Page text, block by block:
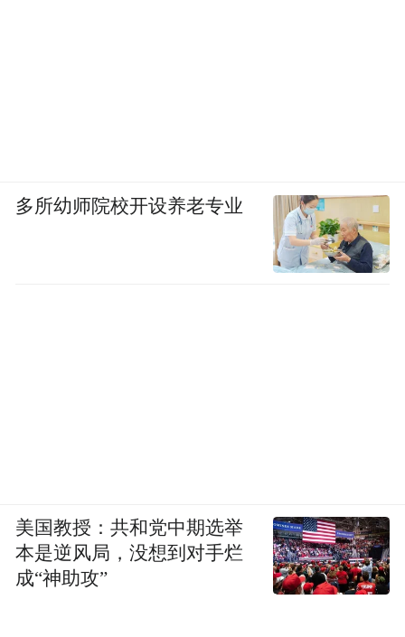
多所幼师院校开设养老专业
美国教授：共和党中期选举
本是逆风局，没想到对手烂
成“神助攻”